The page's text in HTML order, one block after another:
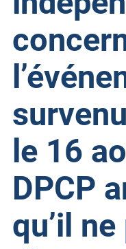
le 16
DPCP
qu’il